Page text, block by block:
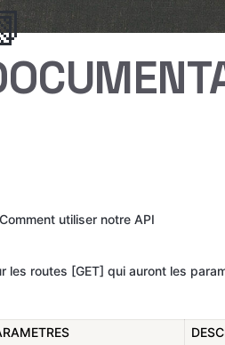
utiliser notre API
les routes [GET] qui auront les